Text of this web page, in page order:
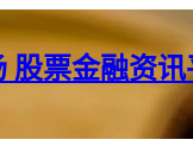
股票金融资讯